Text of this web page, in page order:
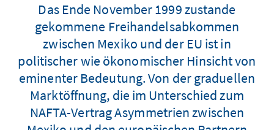
Das Ende November 1999 zustande
gekommene Freihandelsabkommen
zwischen Mexiko und der EU ist in
politischer wie ökonomischer Hinsicht von
eminenter Bedeutung. Von der graduellen
Marktöffnung, die im Unterschied zum
NAFTA-Vertrag Asymmetrien zwischen